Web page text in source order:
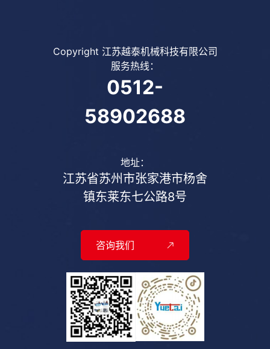
Copyright 江苏越泰机械科技有限公司
服务热线：
0512-
58902688
地址：
江苏省苏州市张家港市杨舍
镇东莱东七公路8号
咨询我们